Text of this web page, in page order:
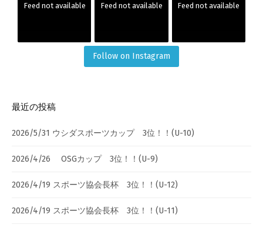
Feed not available Feed not available Feed not available
Follow on Instagram
最近の投稿
2026/5/31 ウシダスポーツカップ 3位！！(U-10)
2026/4/26 OSGカップ 3位！！(U-9)
2026/4/19 スポーツ協会長杯 3位！！(U-12)
2026/4/19 スポーツ協会長杯 3位！！(U-11)